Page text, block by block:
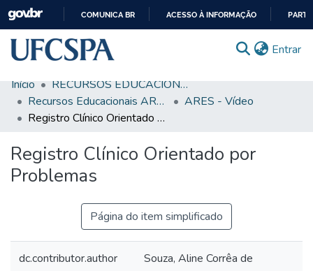
CONTEÚDO
COMUNICA BR ACESSO À INFORMAÇÃO
Entrar
Comunidades & Coleções
Busca Facetada
Estatísticas
Autoarquivamento
Sobre o RI-UFCSPA
Ajuda
Início
RECURSOS EDUCACIONAIS
Recursos Educacionais ARES/UNA-SUS
ARES - Vídeo
Registro Clínico Orientado por Problemas
Registro Clínico Orientado por
Problemas
Página do item simplificado
dc.contributor.author Souza, Aline Corrêa de